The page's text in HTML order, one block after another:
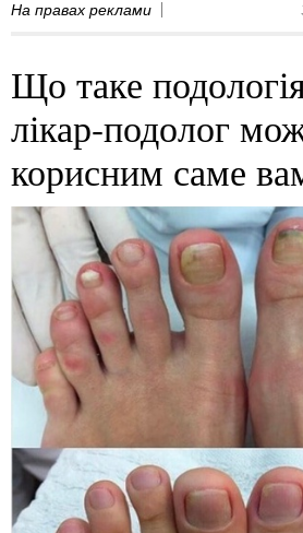
На правах реклами
Що таке
лікар-подолог
корисним саме